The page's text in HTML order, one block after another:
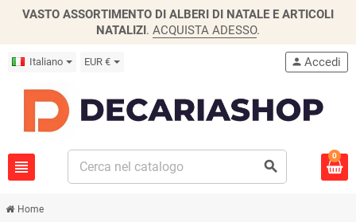
VASTO ASSORTIMENTO DI ALBERI DI NATALE E ARTICOLI
NATALIZI. ACQUISTA ADESSO.
Italiano EUR €
view_headline search
person Accedi
0
Home